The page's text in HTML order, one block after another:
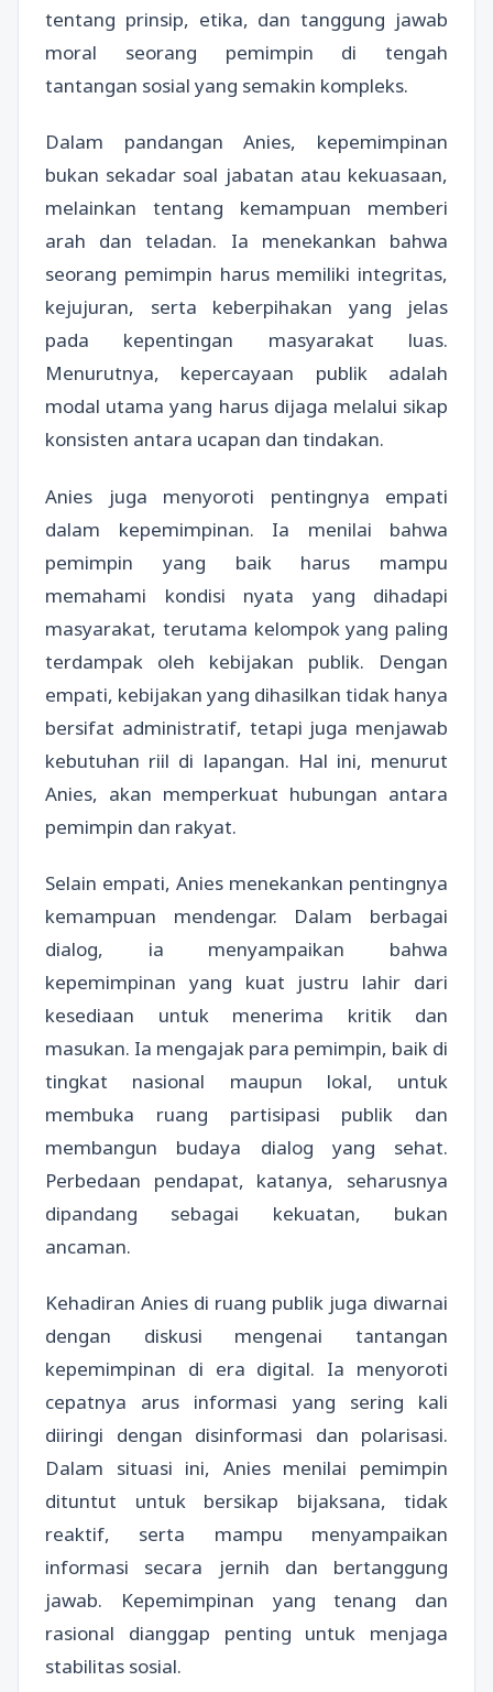
tentang prinsip, etika, dan tanggung jawab
moral seorang pemimpin di tengah
tantangan sosial yang semakin kompleks.
Dalam pandangan Anies, kepemimpinan
bukan sekadar soal jabatan atau kekuasaan,
melainkan tentang kemampuan memberi
arah dan teladan. Ia menekankan bahwa
seorang pemimpin harus memiliki integritas,
kejujuran, serta keberpihakan yang jelas
pada kepentingan masyarakat luas.
Menurutnya, kepercayaan publik adalah
modal utama yang harus dijaga melalui sikap
konsisten antara ucapan dan tindakan.
Anies juga menyoroti pentingnya empati
dalam kepemimpinan. Ia menilai bahwa
pemimpin yang baik harus mampu
memahami kondisi nyata yang dihadapi
masyarakat, terutama kelompok yang paling
terdampak oleh kebijakan publik. Dengan
empati, kebijakan yang dihasilkan tidak hanya
bersifat administratif, tetapi juga menjawab
kebutuhan riil di lapangan. Hal ini, menurut
Anies, akan memperkuat hubungan antara
pemimpin dan rakyat.
Selain empati, Anies menekankan pentingnya
kemampuan mendengar. Dalam berbagai
dialog, ia menyampaikan bahwa
kepemimpinan yang kuat justru lahir dari
kesediaan untuk menerima kritik dan
masukan. Ia mengajak para pemimpin, baik di
tingkat nasional maupun lokal, untuk
membuka ruang partisipasi publik dan
membangun budaya dialog yang sehat.
Perbedaan pendapat, katanya, seharusnya
dipandang sebagai kekuatan, bukan
ancaman.
Kehadiran Anies di ruang publik juga diwarnai
dengan diskusi mengenai tantangan
kepemimpinan di era digital. Ia menyoroti
cepatnya arus informasi yang sering kali
diiringi dengan disinformasi dan polarisasi.
Dalam situasi ini, Anies menilai pemimpin
dituntut untuk bersikap bijaksana, tidak
reaktif, serta mampu menyampaikan
informasi secara jernih dan bertanggung
jawab. Kepemimpinan yang tenang dan
rasional dianggap penting untuk menjaga
stabilitas sosial.